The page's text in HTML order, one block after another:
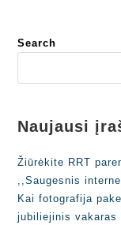
Search
Naujausi
Žiūrėkite RRT
,,Saugesnis
Kai fotografija
jubiliejinis vakaras